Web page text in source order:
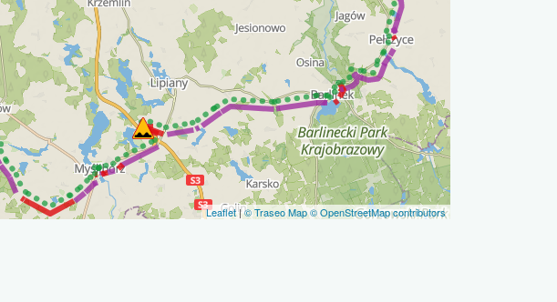
Leaflet|© Traseo Map© OpenStreetMap contributors